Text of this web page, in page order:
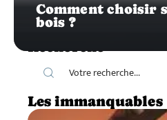
Comment choisir
bois ?
Recherche
Les immanquables